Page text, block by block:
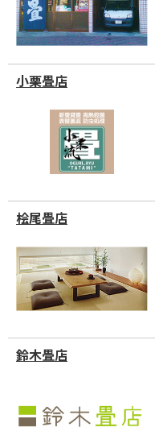
小栗畳店
桧尾畳店
鈴木畳店